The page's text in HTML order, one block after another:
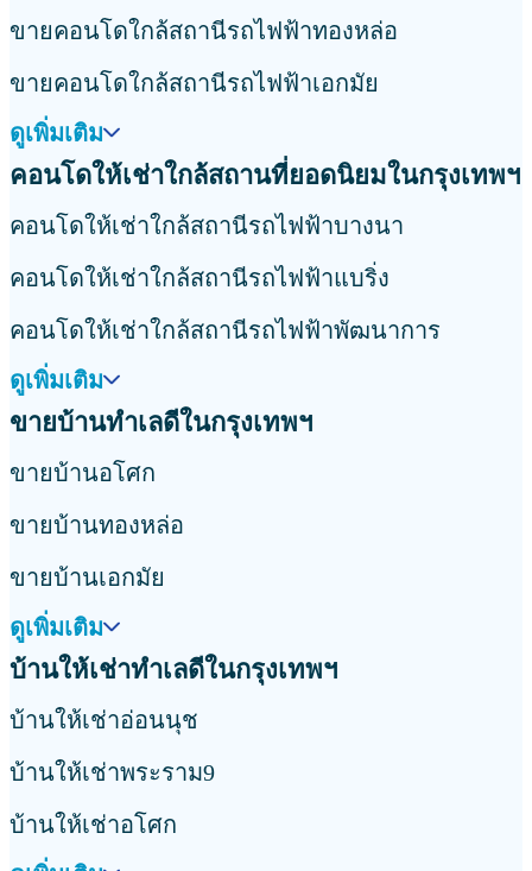
ขายคอนโดใกล้สถานีรถไฟฟ้าทองหล่อ
ขายคอนโดใกล้สถานีรถไฟฟ้าเอกมัย
ดูเพิ่มเติม
คอนโดให้เช่าใกล้สถานที่ยอดนิยมในกรุงเทพฯ
คอนโดให้เช่าใกล้สถานีรถไฟฟ้าบางนา
คอนโดให้เช่าใกล้สถานีรถไฟฟ้าแบริ่ง
คอนโดให้เช่าใกล้สถานีรถไฟฟ้าพัฒนาการ
ดูเพิ่มเติม
ขายบ้านทำเลดีในกรุงเทพฯ
ขายบ้านอโศก
ขายบ้านทองหล่อ
ขายบ้านเอกมัย
ดูเพิ่มเติม
บ้านให้เช่าทำเลดีในกรุงเทพฯ
บ้านให้เช่าอ่อนนุช
บ้านให้เช่าพระราม9
บ้านให้เช่าอโศก